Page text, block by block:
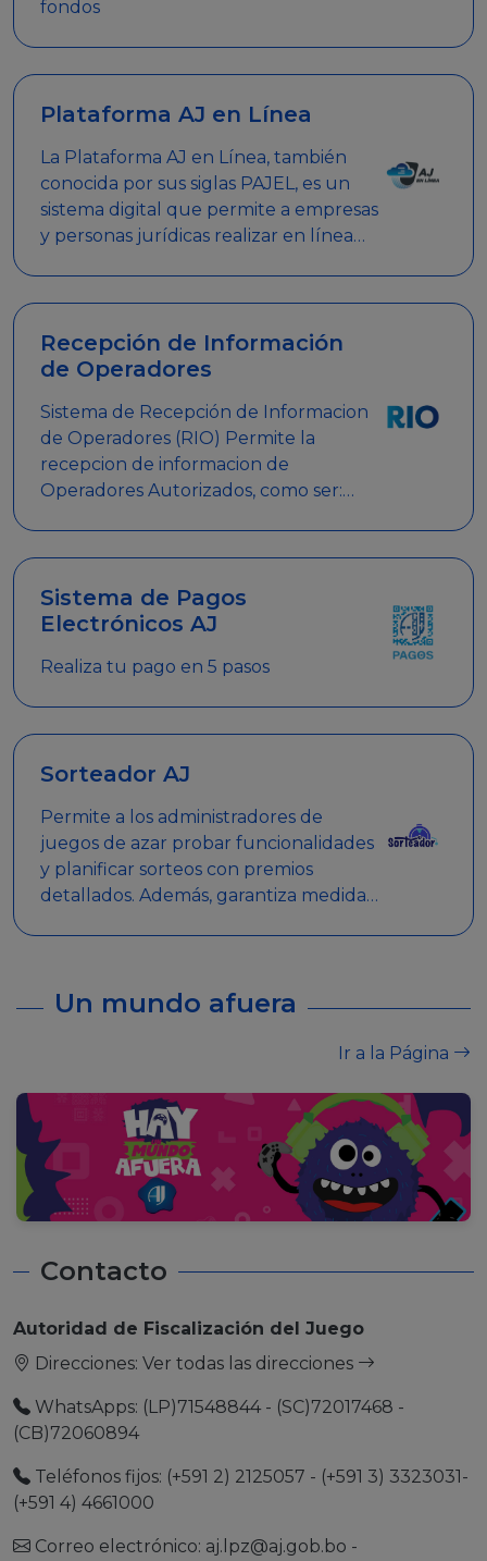
fondos
Plataforma AJ en Línea
La Plataforma AJ en Línea, también
conocida por sus siglas PAJEL, es un
sistema digital que permite a empresas
y personas jurídicas realizar en línea
Recepción de Información
de Operadores
Sistema de Recepción de Informacion
de Operadores (RIO) Permite la
recepcion de informacion de
Operadores Autorizados, como ser:
Sistema de Pagos
Electrónicos AJ
Realiza tu pago en 5 pasos
Sorteador AJ
Permite a los administradores de
juegos de azar probar funcionalidades
y planificar sorteos con premios
detallados. Además, garantiza medidas
Un mundo afuera
Ir a la Página
Contacto
Autoridad de Fiscalización del Juego
Direcciones: Ver todas las direcciones
WhatsApps: (LP)71548844 - (SC)72017468 -
(CB)72060894
Teléfonos fijos: (+591 2) 2125057 - (+591 3) 3323031-
(+591 4) 4661000
Correo electrónico: aj.lpz@aj.gob.bo -